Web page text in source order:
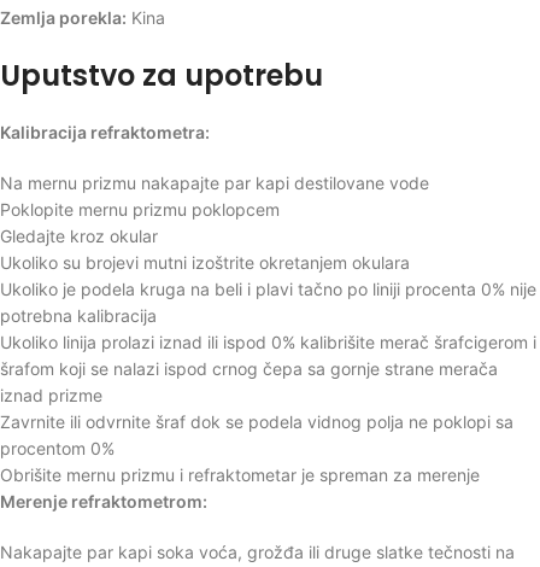
Zemlja porekla: Kina
Uputstvo za upotrebu
Kalibracija refraktometra:
Na mernu prizmu nakapajte par kapi destilovane vode
Poklopite mernu prizmu poklopcem
Gledajte kroz okular
Ukoliko su brojevi mutni izoštrite okretanjem okulara
Ukoliko je podela kruga na beli i plavi tačno po liniji procenta 0% nije
potrebna kalibracija
Ukoliko linija prolazi iznad ili ispod 0% kalibrišite merač šrafcigerom i
šrafom koji se nalazi ispod crnog čepa sa gornje strane merača
iznad prizme
Zavrnite ili odvrnite šraf dok se podela vidnog polja ne poklopi sa
procentom 0%
Obrišite mernu prizmu i refraktometar je spreman za merenje
Merenje refraktometrom:
Nakapajte par kapi soka voća, grožđa ili druge slatke tečnosti na